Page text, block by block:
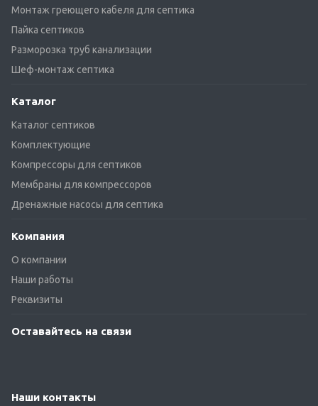
Монтаж греющего кабеля для септика
Пайка септиков
Разморозка труб канализации
Шеф-монтаж септика
Каталог
Каталог септиков
Комплектующие
Компрессоры для септиков
Мембраны для компрессоров
Дренажные насосы для септика
Компания
О компании
Наши работы
Реквизиты
Оставайтесь на связи
Наши контакты